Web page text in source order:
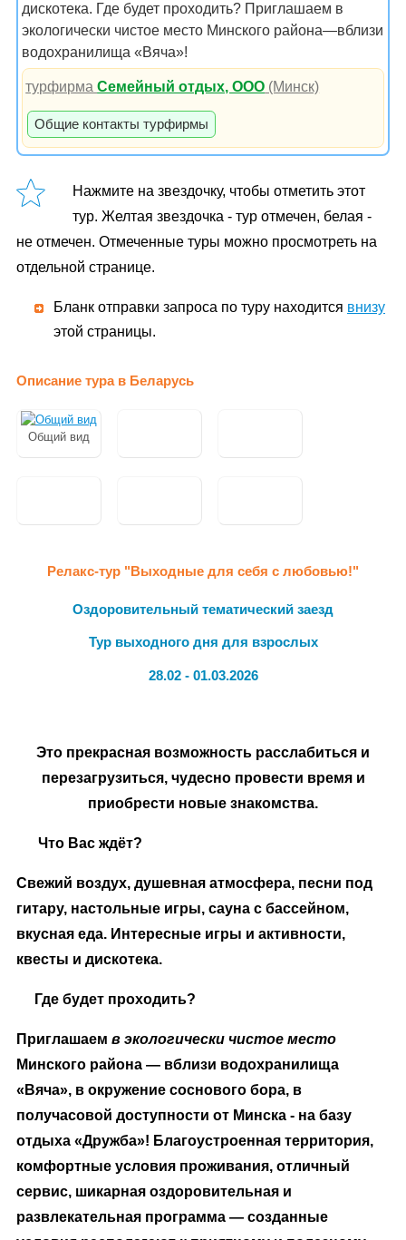
дискотека. Где будет проходить? Приглашаем в
экологически чистое место Минского района—вблизи
водохранилища «Вяча»!
турфирмаСемейный отдых, ООО (Минск)
Общие контакты турфирмы
Нажмите на звездочку, чтобы отметить этот
тур. Желтая звездочка - тур отмечен, белая -
не отмечен. Отмеченные туры можно просмотреть на
отдельной странице.
Бланк отправки запроса по туру находится внизу
этой страницы.
Описание тура в Беларусь
Общий вид
Релакс-тур "Выходные для себя с любовью!"
Оздоровительный тематический заезд
Тур выходного дня для взрослых
28.02 - 01.03.2026
Это прекрасная возможность расслабиться и
перезагрузиться, чудесно провести время и
приобрести новые знакомства.
Что Вас ждёт?
Свежий воздух, душевная атмосфера, песни под
гитару, настольные игры, сауна с бассейном,
вкусная еда. Интересные игры и активности,
квесты и дискотека.
Где будет проходить?
Приглашаем в экологически чистое место
Минского района — вблизи водохранилища
«Вяча», в окружение соснового бора, в
получасовой доступности от Минска - на базу
отдыха «Дружба»! Благоустроенная территория,
комфортные условия проживания, отличный
сервис, шикарная оздоровительная и
развлекательная программа — созданные